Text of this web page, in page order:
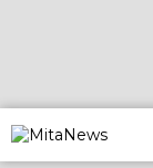
ke
konten